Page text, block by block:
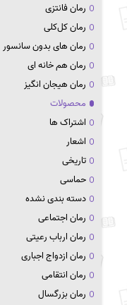
رمان فانتزی
رمان کل‌کلی
رمان های بدون سانسور
رمان هم خانه ای
رمان هیجان انگیز
محصولات
اشتراک ها
اشعار
تاریخی
حماسی
دسته بندی نشده
رمان اجتماعی
رمان ارباب رعیتی
رمان ازدواج اجباری
رمان انتقامی
رمان بزرگسال